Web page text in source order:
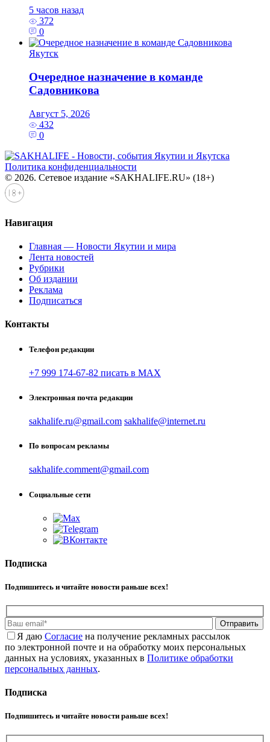
5 часов назад
372
0
Якутск
Очередное назначение в команде
Садовникова
Август 5, 2026
432
0
Политика конфиденциальности
© 2026. Сетевое издание «SAKHALIFE.RU» (18+)
Навигация
Главная — Новости Якутии и мира
Лента новостей
Рубрики
Об издании
Реклама
Подписаться
Контакты
Телефон редакции
+7 999 174-67-82 писать в MAX
Электронная почта редакции
sakhalife.ru@gmail.com sakhalife@internet.ru
По вопросам рекламы
sakhalife.comment@gmail.com
Социальные сети
Подписка
Подпишитесь и читайте новости раньше всех!
Отправить
Я даю Cогласие на получение рекламных рассылок
по электронной почте и на обработку моих персональных
данных на условиях, указанных в Политике обработки
персональных данных.
Подписка
Подпишитесь и читайте новости раньше всех!